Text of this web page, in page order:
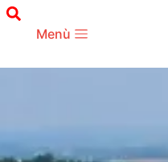
Menù
TERRITORIO